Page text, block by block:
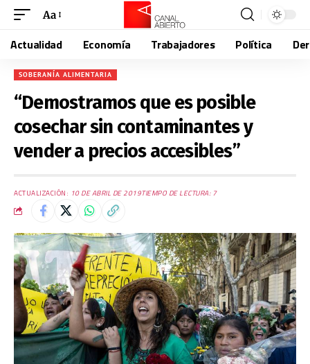
Aa
Actualidad Economía Trabajadores Política
SOBERANÍA ALIMENTARIA
“Demostramos que es posible
cosechar sin contaminantes y
vender a precios accesibles”
ACTUALIZACIÓN: 10 DE ABRIL DE 2019TIEMPO DE LECTURA: 7